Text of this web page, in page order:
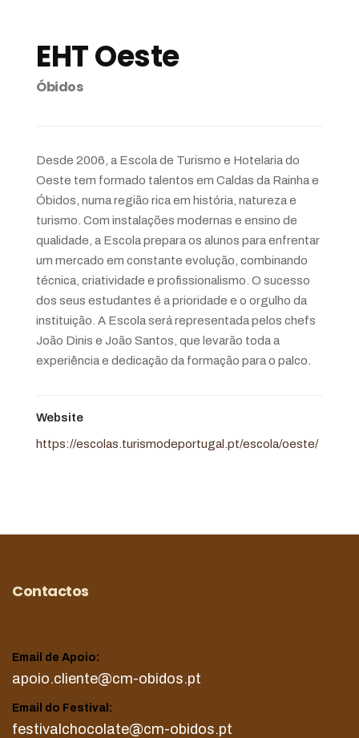
EHT Oeste
Óbidos
Desde 2006, a Escola de Turismo e Hotelaria do
Oeste tem formado talentos em Caldas da Rainha e
Óbidos, numa região rica em história, natureza e
turismo. Com instalações modernas e ensino de
qualidade, a Escola prepara os alunos para enfrentar
um mercado em constante evolução, combinando
técnica, criatividade e profissionalismo. O sucesso
dos seus estudantes é a prioridade e o orgulho da
instituição. A Escola será representada pelos chefs
João Dinis e João Santos, que levarão toda a
experiência e dedicação da formação para o palco.
Website
https://escolas.turismodeportugal.pt/escola/oeste/
Contactos
Email de Apoio:
apoio.cliente@cm-obidos.pt
Email do Festival:
festivalchocolate@cm-obidos.pt